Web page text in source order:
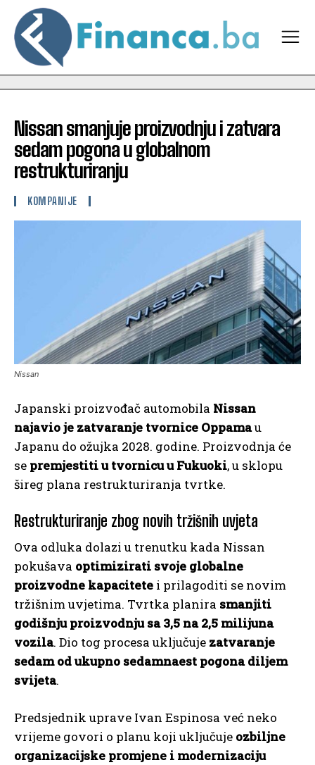
Nissan smanjuje proizvodnju i zatvara
sedam pogona u globalnom
restrukturiranju
KOMPANIJE
Nissan
Japanski proizvođač automobila Nissan
najavio je zatvaranje tvornice Oppamau
Japanu do ožujka 2028. godine. Proizvodnja će
se premjestiti u tvornicu u Fukuoki, u sklopu
šireg plana restrukturiranja tvrtke.
Restrukturiranje zbog novih tržišnih uvjeta
Ova odluka dolazi u trenutku kada Nissan
pokušava optimizirati svoje globalne
proizvodne kapacitete i prilagoditi se novim
tržišnim uvjetima. Tvrtka planira smanjiti
godišnju proizvodnju sa 3,5 na 2,5 milijuna
vozila. Dio tog procesa uključuje zatvaranje
sedam od ukupno sedamnaest pogona diljem
svijeta.
Predsjednik uprave Ivan Espinosa već neko
vrijeme govori o planu koji uključuje ozbiljne
organizacijske promjene i modernizaciju